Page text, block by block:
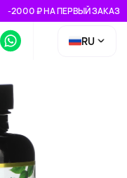
-2000 ₽ НА ПЕРВЫЙ ЗАКАЗ
RU